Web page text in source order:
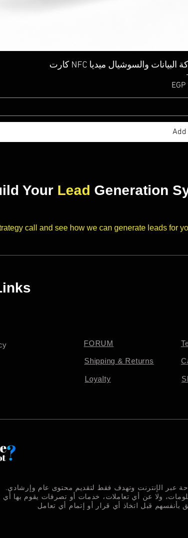
Price
Add
Your Lead Generation
call and see how we can generate leads for
FORUM
Shipping & Returns
Loyalty
عبر الإنترنت وتهدف فقط لتقديم محتوى عام وإرشادي.
ولا عن أي تعاملات، خدمات أو تصرفات يقوم بها أي
قبل اتخاذ أي قرار أو إتمام أي تعامل